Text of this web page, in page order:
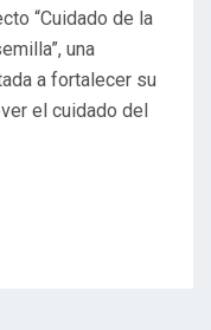
“Cuidado de la
una
a fortalecer su
el cuidado del